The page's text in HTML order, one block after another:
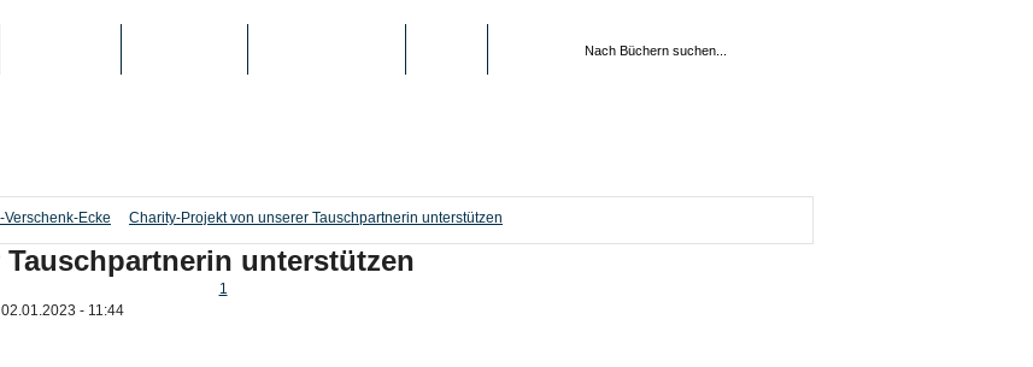
Ecke Charity-Projekt von unserer Tauschpartnerin unterstützen
unterstützen
1
- 11:44